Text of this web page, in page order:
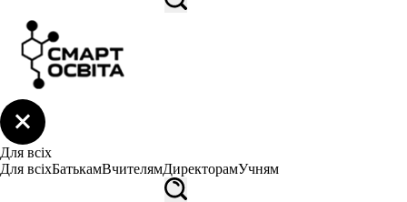
Для всіх
Для всіхБатькамВчителямДиректорамУчням